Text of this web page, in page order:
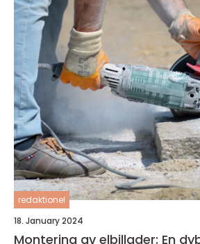
redaktionel
18. January 2024
Montering av elbillader: En